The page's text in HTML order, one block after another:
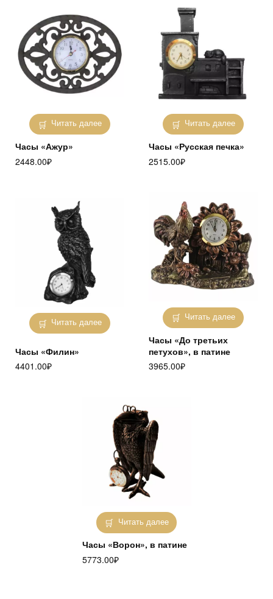
Читать далее
Часы «Ажур»
2448.00₽
Читать далее
Часы «Русская печка»
2515.00₽
Читать далее
Часы «Филин»
4401.00₽
Читать далее
Часы «До третьих
петухов», в патине
3965.00₽
Читать далее
Часы «Ворон», в патине
5773.00₽